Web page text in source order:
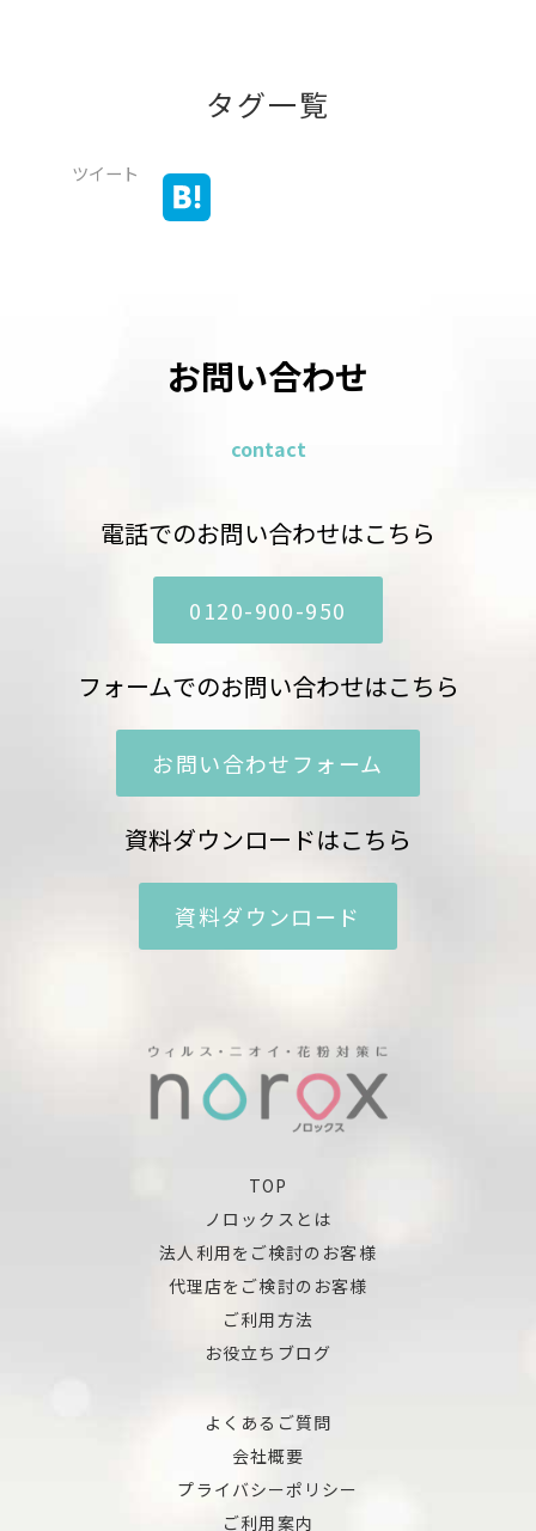
タグ一覧
ツイート
お問い合わせ
contact
電話でのお問い合わせはこちら
0120-900-950
フォームでのお問い合わせはこちら
お問い合わせフォーム
資料ダウンロードはこちら
資料ダウンロード
TOP
ノロックスとは
法人利用をご検討のお客様
代理店をご検討のお客様
ご利用方法
お役立ちブログ
よくあるご質問
会社概要
プライバシーポリシー
ご利用案内